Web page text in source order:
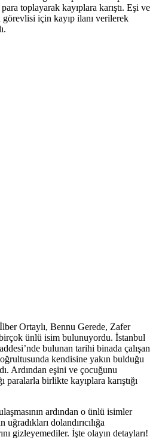
toplayarak kayıplara karıştı. Eşi ve
görevlisi için kayıp ilanı verilerek
Ortaylı, Bennu Gerede, Zafer
ünlü isim bulunuyordu. İstanbul
bulunan tarihi binada çalışan
kendisine yakın bulduğu
Ardından eşini ve çocuğunu
paralarla birlikte kayıplara karıştığı
ardından o ünlü isimler
dolandırıcılığa
gizleyemediler. İşte olayın detayları!